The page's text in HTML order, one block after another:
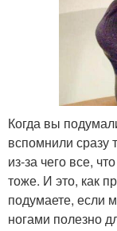
Когда вы
вспомнили сразу
из-за чего все,
тоже. И это, как
подумаете, если
ногами полезно